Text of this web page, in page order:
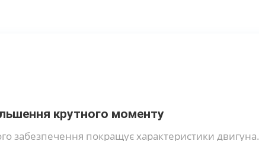
крутного моменту
забезпечення покращує характеристики двигуна.